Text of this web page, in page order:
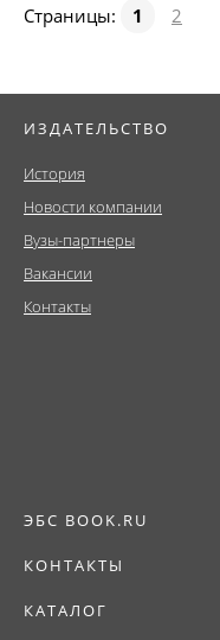
Страницы: 1 2
ИЗДАТЕЛЬСТВО
История
Новости компании
Вузы-партнеры
Вакансии
Контакты
ЭБС BOOK.RU
КОНТАКТЫ
КАТАЛОГ